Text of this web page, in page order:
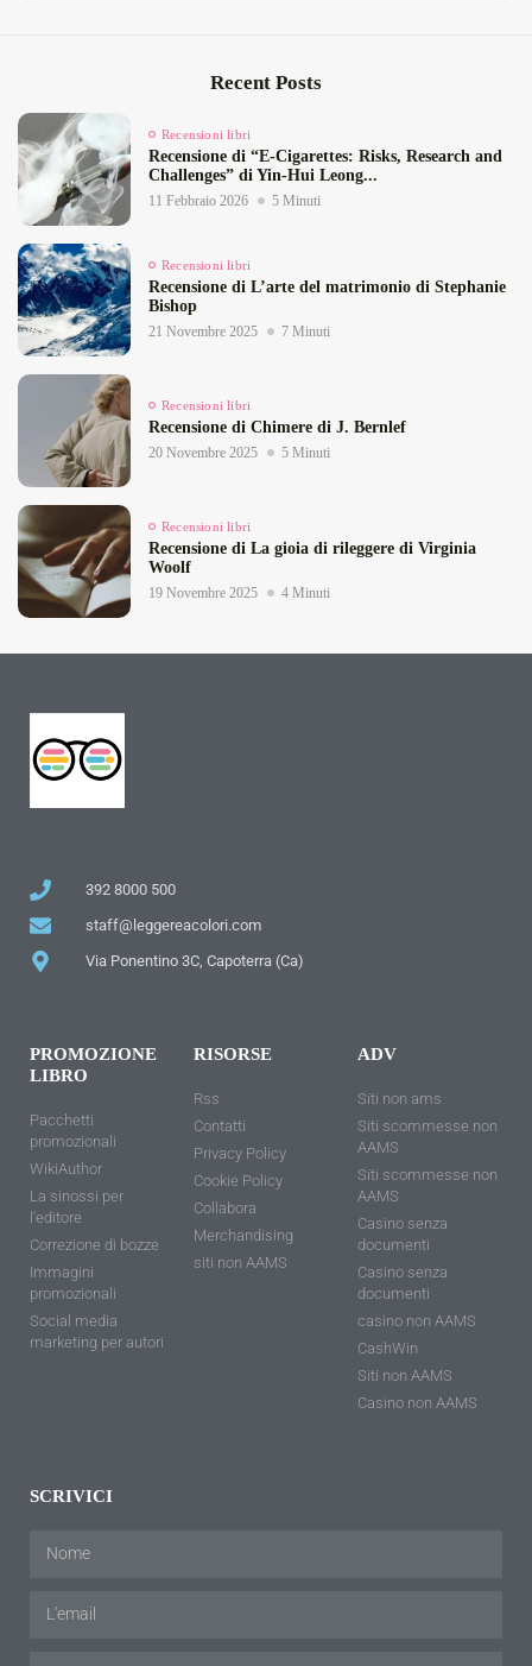
Recent Posts
Recensioni libri
Recensione di “E‑Cigarettes: Risks, Research and
Challenges” di Yin‑Hui Leong...
11 Febbraio 2026 5 Minuti
Recensioni libri
Recensione di L’arte del matrimonio di Stephanie
Bishop
21 Novembre 2025 7 Minuti
Recensioni libri
Recensione di Chimere di J. Bernlef
20 Novembre 2025 5 Minuti
Recensioni libri
Recensione di La gioia di rileggere di Virginia
Woolf
19 Novembre 2025 4 Minuti
392 8000 500
staff@leggereacolori.com
Via Ponentino 3C, Capoterra (Ca)
PROMOZIONE
LIBRO
Pacchetti
promozionali
WikiAuthor
La sinossi per
l'editore
Correzione di bozze
Immagini
promozionali
Social media
marketing per autori
RISORSE
Rss
Contatti
Privacy Policy
Cookie Policy
Collabora
Merchandising
siti non AAMS
ADV
Siti non ams
Siti scommesse non
AAMS
Siti scommesse non
AAMS
Casino senza
documenti
Casino senza
documenti
casino non AAMS
CashWin
Siti non AAMS
Casino non AAMS
SCRIVICI